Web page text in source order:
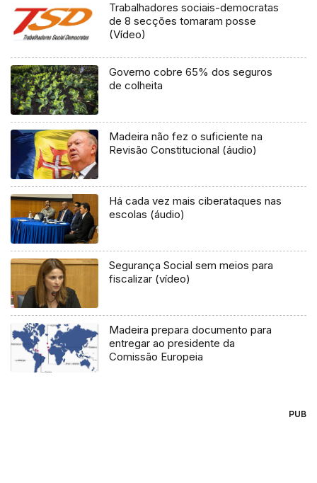
Trabalhadores sociais-democratas
de 8 secções tomaram posse
(Vídeo)
Governo cobre 65% dos seguros
de colheita
Madeira não fez o suficiente na
Revisão Constitucional (áudio)
Há cada vez mais ciberataques nas
escolas (áudio)
Segurança Social sem meios para
fiscalizar (vídeo)
Madeira prepara documento para
entregar ao presidente da
Comissão Europeia
PUB